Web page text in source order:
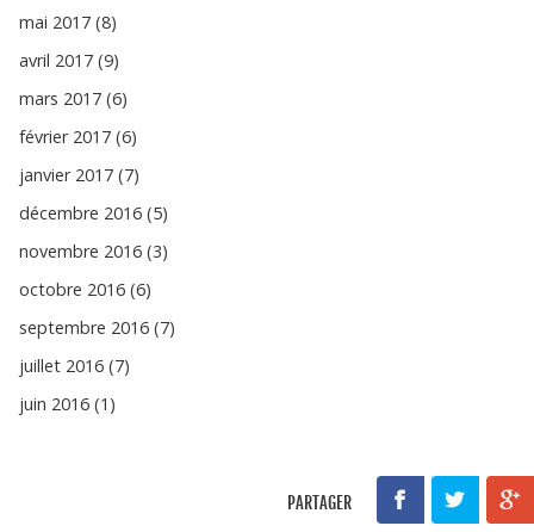
mai 2017 (8)
avril 2017 (9)
mars 2017 (6)
février 2017 (6)
janvier 2017 (7)
décembre 2016 (5)
novembre 2016 (3)
octobre 2016 (6)
septembre 2016 (7)
juillet 2016 (7)
juin 2016 (1)
PARTAGER